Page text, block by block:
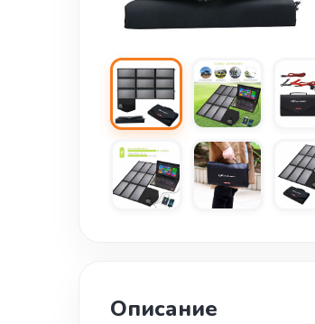
Описание